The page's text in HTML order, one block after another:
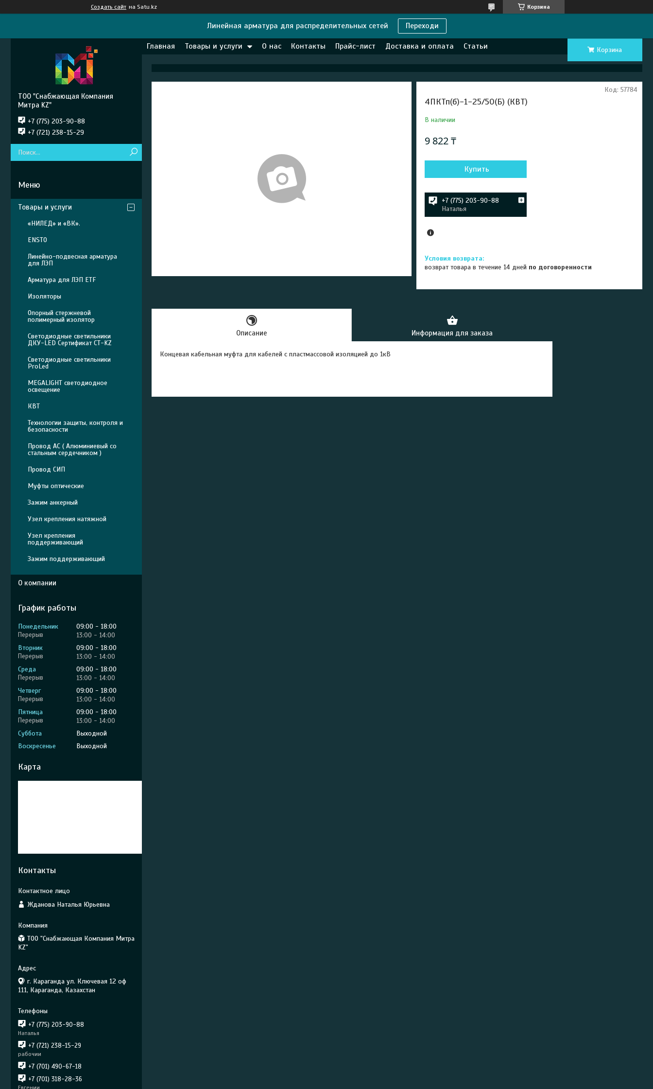
Создать сайт на Satu.kz Корзина
Линейная арматура для распределительных сетей Переходи
Главная Товары и услуги О нас Контакты Прайс-лист Доставка и оплата Статьи Корзина
4ПКТп(б)-1-25/50(Б) (КВТ)
В наличии
Код: 57784
9 822 ₸
Купить
+7 (775) 203-90-88
Наталья
возврат товара в течение 14 дней по договоренности
Описание Информация для заказа
Концевая кабельная муфта для кабелей с пластмассовой изоляцией до 1кВ
ТОО "Снабжающая Компания
Митра KZ"
+7 (775) 203-90-88
+7 (721) 238-15-29
Товары и услуги
«НИЛЕД» и «ВК».
ENSTO
Линейно-подвесная арматура
для ЛЭП
Арматура для ЛЭП ETF
Изоляторы
Опорный стержневой
полимерный изолятор
Светодиодные светильники
ДКУ-LED Сертификат СТ-KZ
Светодиодные светильники
ProLed
MEGALIGHT светодиодное
освещение
КВТ
Технологии защиты, контроля и
безопасности
Провод АС ( Алюминиевый со
стальным сердечником )
Провод СИП
Муфты оптические
Зажим анкерный
Узел крепления натяжной
Узел крепления
поддерживающий
Зажим поддерживающий
О компании
График работы
Понедельник 09:00
18:00
13:00
14:00
Вторник
09:00
18:00
13:00
14:00
Среда
09:00
18:00
13:00
14:00
Четверг
09:00
18:00
13:00
14:00
Пятница
09:00
18:00
13:00
14:00
Суббота
Выходной
Воскресенье
Выходной
Карта
Контакты
Жданова Наталья Юрьевна
ТОО "Снабжающая Компания Митра
KZ"
г. Караганда ул. Ключевая 12 оф
111, Караганда, Казахстан
+7 (775) 203-90-88
Наталья
+7 (721) 238-15-29
рабочии
+7 (701) 490-67-18
+7 (701) 318-28-36
Евгении